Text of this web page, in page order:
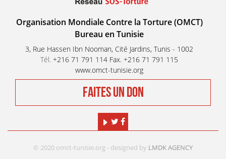
Organisation Mondiale Contre la Torture (OMCT)
Bureau en Tunisie
3, Rue Hassen Ibn Nooman, Cité Jardins, Tunis - 1002
Tél. +216 71 791 114 Fax. +216 71 791 115
www.omct-tunisie.org
FAITES UN DON
© 2020 omct-tunisie.org - designed by LMDK AGENCY